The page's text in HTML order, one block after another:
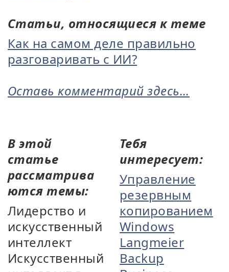
Статьи, относящиеся к теме
Как на самом деле правильно
разговаривать с ИИ?
Оставь комментарий здесь...
В этой
статье
рассматрива
ются темы:
Лидерство и
искусственный
интеллект
Искусственный
Тебя
интересует:
Управление
резервным
копированием
Windows
Langmeier
Backup